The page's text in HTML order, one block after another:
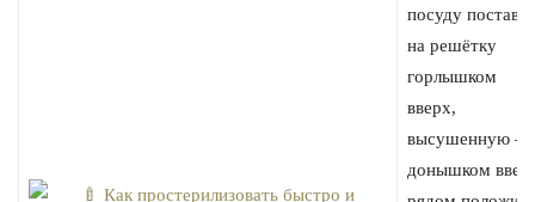
посуду
на решётку
горлышком
вверх,
высушенную –
донышком